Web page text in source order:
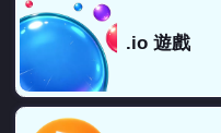
.io 遊戲